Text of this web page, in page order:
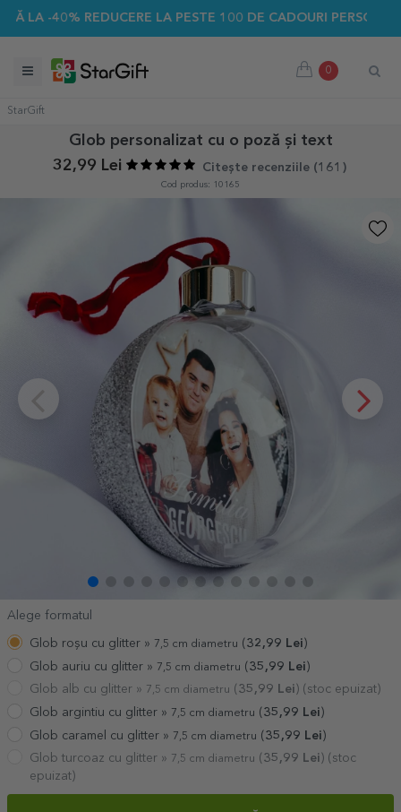
REDUCERE LA PESTE 100 DE CADOURI PERSONALIZATE ☀️
0
StarGift
Glob personalizat cu o poză și text
32,99 Lei
Citește recenziile (161 )
Cod produs: 10165
Alege formatul
Glob roșu cu glitter » 7,5 cm diametru ( 32,99 Lei )
Glob auriu cu glitter » 7,5 cm diametru (35,99 Lei)
Glob alb cu glitter » 7,5 cm diametru ( 35,99 Lei ) (stoc epuizat)
Glob argintiu cu glitter » 7,5 cm diametru ( 35,99 Lei )
Glob caramel cu glitter » 7,5 cm diametru (35,99 Lei)
Glob turcoaz cu glitter » 7,5 cm diametru ( 35,99 Lei) (stoc
epuizat)